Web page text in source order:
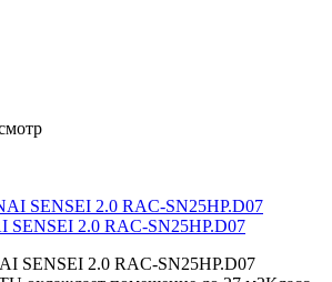
SENSEI 2.0 RAC-SN25HP.D07
SENSEI 2.0 RAC-SN25HP.D07